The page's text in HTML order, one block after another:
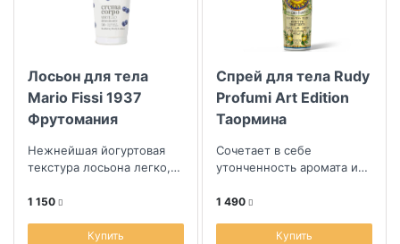
Лосьон для тела
Mario Fissi 1937
Фрутомания
Нежнейшая йогуртовая
текстура лосьона легко,
распределяется по коже,
1 150
Купить
Спрей для тела Rudy
Profumi Art Edition
Таормина
Сочетает в себе
утонченность аромата и
1 490
Купить